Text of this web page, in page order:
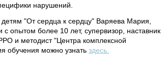
нарушений.
"От сердца к сердцу" Варяева Мария,
опытом более 10 лет, супервизор, наставник
и методист "Центра комплексной
обучения можно узнать здесь.